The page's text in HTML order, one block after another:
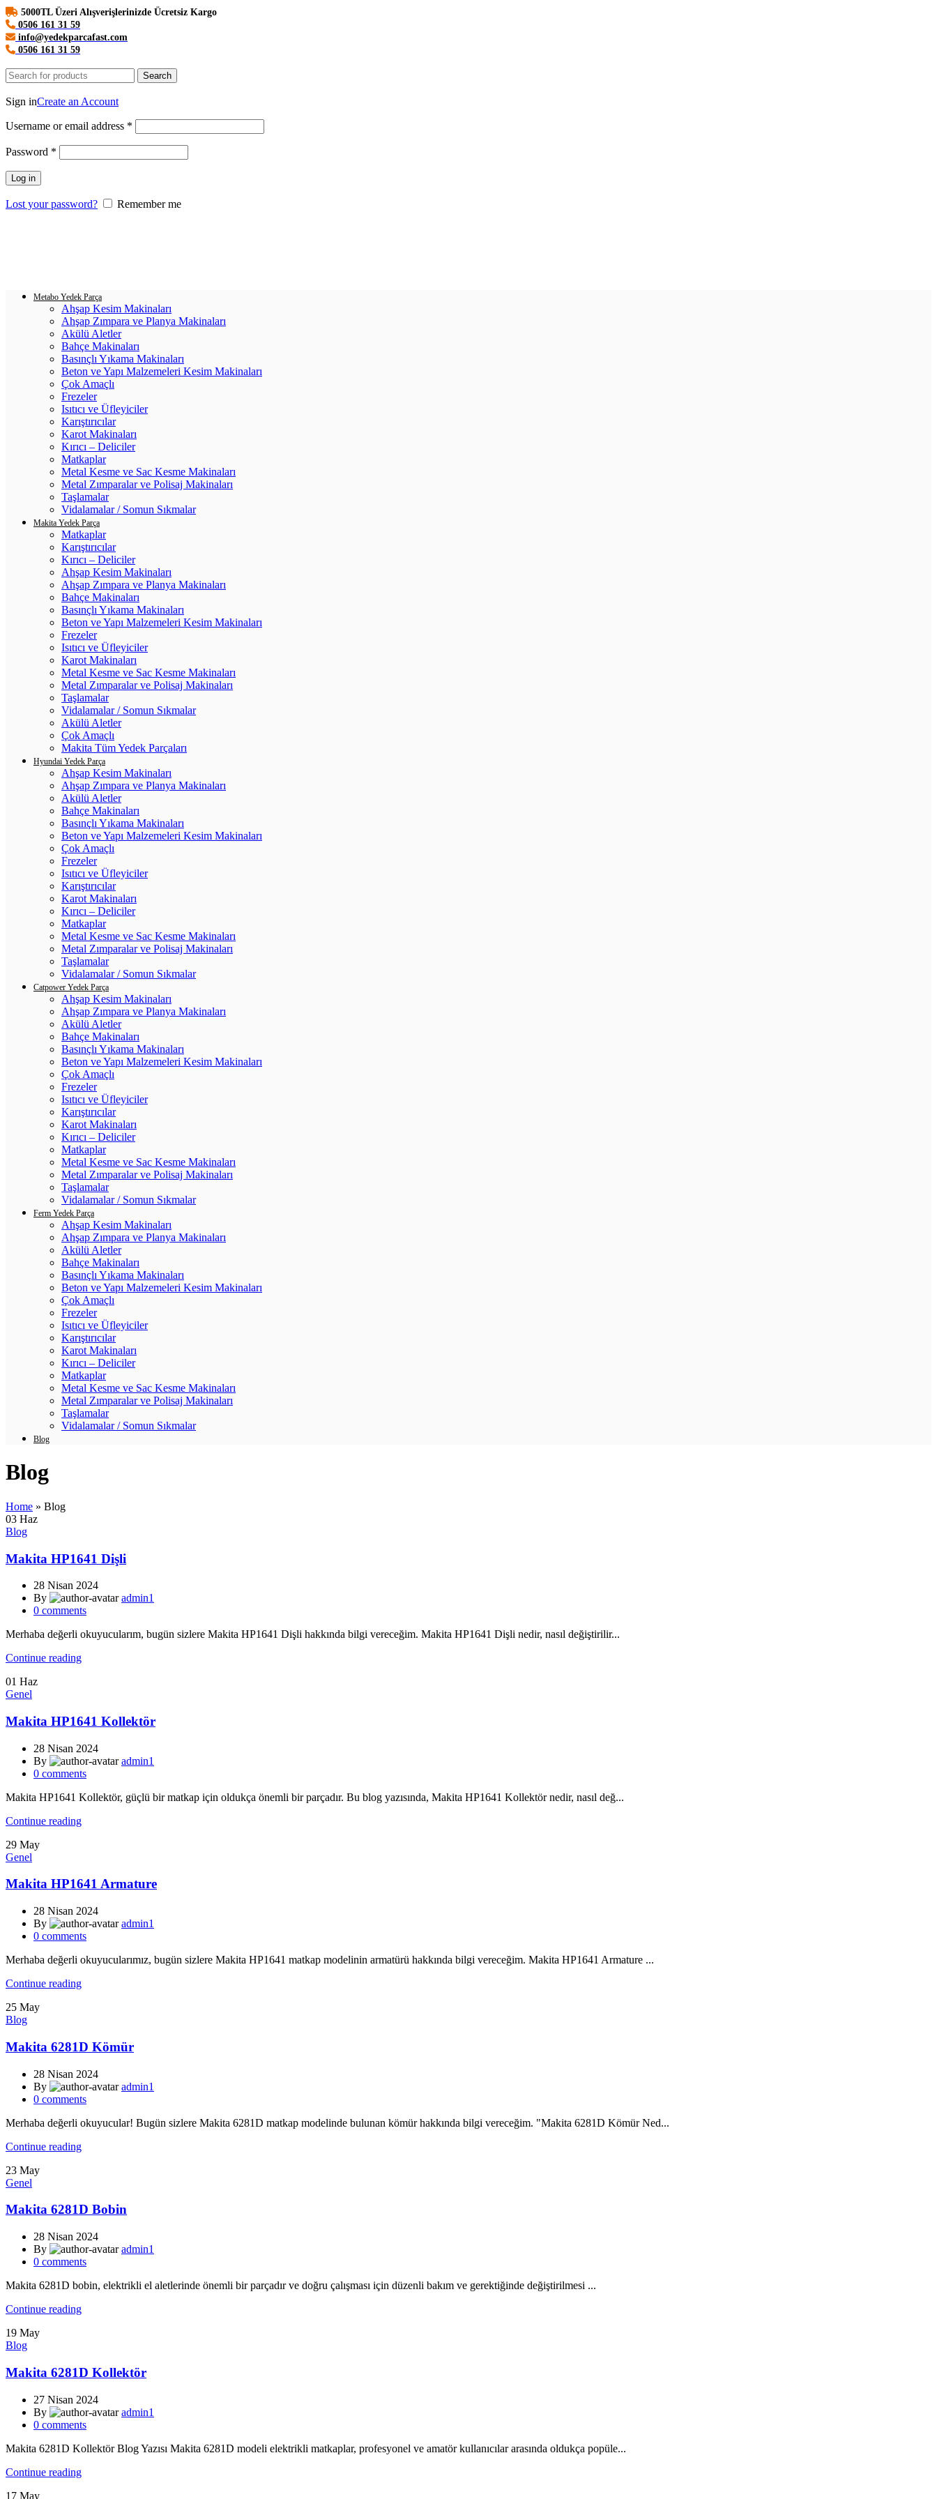
5000TL Üzeri Alışverişlerinizde Ücretsiz Kargo
0506 161 31 59
info@yedekparcafast.com
0506 161 31 59
Search
Sign inCreate an Account
Username or email address *
Password *
Log in
Lost your password?
Remember me
Metabo Yedek Parça
Ahşap Kesim Makinaları
Ahşap Zımpara ve Planya Makinaları
Akülü Aletler
Bahçe Makinaları
Basınçlı Yıkama Makinaları
Beton ve Yapı Malzemeleri Kesim Makinaları
Çok Amaçlı
Frezeler
Isıtıcı ve Üfleyiciler
Karıştırıcılar
Karot Makinaları
Kırıcı – Deliciler
Matkaplar
Metal Kesme ve Sac Kesme Makinaları
Metal Zımparalar ve Polisaj Makinaları
Taşlamalar
Vidalamalar / Somun Sıkmalar
Makita Yedek Parça
Matkaplar
Karıştırıcılar
Kırıcı – Deliciler
Ahşap Kesim Makinaları
Ahşap Zımpara ve Planya Makinaları
Bahçe Makinaları
Basınçlı Yıkama Makinaları
Beton ve Yapı Malzemeleri Kesim Makinaları
Frezeler
Isıtıcı ve Üfleyiciler
Karot Makinaları
Metal Kesme ve Sac Kesme Makinaları
Metal Zımparalar ve Polisaj Makinaları
Taşlamalar
Vidalamalar / Somun Sıkmalar
Akülü Aletler
Çok Amaçlı
Makita Tüm Yedek Parçaları
Hyundai Yedek Parça
Ahşap Kesim Makinaları
Ahşap Zımpara ve Planya Makinaları
Akülü Aletler
Bahçe Makinaları
Basınçlı Yıkama Makinaları
Beton ve Yapı Malzemeleri Kesim Makinaları
Çok Amaçlı
Frezeler
Isıtıcı ve Üfleyiciler
Karıştırıcılar
Karot Makinaları
Kırıcı – Deliciler
Matkaplar
Metal Kesme ve Sac Kesme Makinaları
Metal Zımparalar ve Polisaj Makinaları
Taşlamalar
Vidalamalar / Somun Sıkmalar
Catpower Yedek Parça
Ahşap Kesim Makinaları
Ahşap Zımpara ve Planya Makinaları
Akülü Aletler
Bahçe Makinaları
Basınçlı Yıkama Makinaları
Beton ve Yapı Malzemeleri Kesim Makinaları
Çok Amaçlı
Frezeler
Isıtıcı ve Üfleyiciler
Karıştırıcılar
Karot Makinaları
Kırıcı – Deliciler
Matkaplar
Metal Kesme ve Sac Kesme Makinaları
Metal Zımparalar ve Polisaj Makinaları
Taşlamalar
Vidalamalar / Somun Sıkmalar
Ferm Yedek Parça
Ahşap Kesim Makinaları
Ahşap Zımpara ve Planya Makinaları
Akülü Aletler
Bahçe Makinaları
Basınçlı Yıkama Makinaları
Beton ve Yapı Malzemeleri Kesim Makinaları
Çok Amaçlı
Frezeler
Isıtıcı ve Üfleyiciler
Karıştırıcılar
Karot Makinaları
Kırıcı – Deliciler
Matkaplar
Metal Kesme ve Sac Kesme Makinaları
Metal Zımparalar ve Polisaj Makinaları
Taşlamalar
Vidalamalar / Somun Sıkmalar
Blog
Blog
Home » Blog
03 Haz
Blog
Makita HP1641 Dişli
28 Nisan 2024
By
admin1
0 comments
Merhaba değerli okuyucularım, bugün sizlere Makita HP1641 Dişli hakkında bilgi vereceğim. Makita HP1641 Dişli nedir, nasıl değiştirilir...
Continue reading
01 Haz
Genel
Makita HP1641 Kollektör
28 Nisan 2024
By
admin1
0 comments
Makita HP1641 Kollektör, güçlü bir matkap için oldukça önemli bir parçadır. Bu blog yazısında, Makita HP1641 Kollektör nedir, nasıl değ...
Continue reading
29 May
Genel
Makita HP1641 Armature
28 Nisan 2024
By
admin1
0 comments
Merhaba değerli okuyucularımız, bugün sizlere Makita HP1641 matkap modelinin armatürü hakkında bilgi vereceğim. Makita HP1641 Armature ...
Continue reading
25 May
Blog
Makita 6281D Kömür
28 Nisan 2024
By
admin1
0 comments
Merhaba değerli okuyucular! Bugün sizlere Makita 6281D matkap modelinde bulunan kömür hakkında bilgi vereceğim. "Makita 6281D Kömür Ned...
Continue reading
23 May
Genel
Makita 6281D Bobin
28 Nisan 2024
By
admin1
0 comments
Makita 6281D bobin, elektrikli el aletlerinde önemli bir parçadır ve doğru çalışması için düzenli bakım ve gerektiğinde değiştirilmesi ...
Continue reading
19 May
Blog
Makita 6281D Kollektör
27 Nisan 2024
By
admin1
0 comments
Makita 6281D Kollektör Blog Yazısı Makita 6281D modeli elektrikli matkaplar, profesyonel ve amatör kullanıcılar arasında oldukça popüle...
Continue reading
17 May